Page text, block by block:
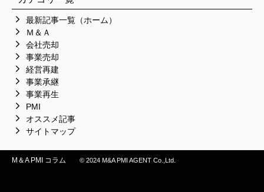
最新記事一覧（ホーム）
Ｍ＆Ａ
会社売却
事業売却
経営再建
事業承継
事業再生
PMI
オススメ記事
サイトマップ
M＆A PMI コラム © 2024 M&A PMI AGENT Co.,Ltd.